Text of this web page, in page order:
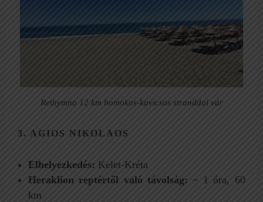
Rethymno 12 km homokos-kavicsos stranddal vár
3. AGIOS NIKOLAOS
Elhelyezkedés: Kelet-Kréta
Heraklion reptértől való távolság: ~ 1 óra, 60
km